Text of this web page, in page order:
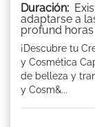
Duración:
adaptarse a
profund horas
¡Descubre tu
y Cosmética
de belleza y
y Cosm&...